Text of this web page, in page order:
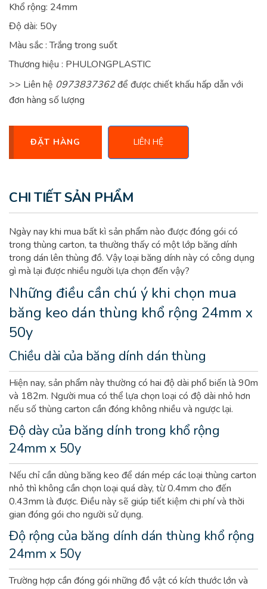
Khổ rộng: 24mm
Độ dài: 50y
Màu sắc : Trắng trong suốt
Thương hiệu : PHULONGPLASTIC
>> Liên hệ 0973837362để được chiết khấu hấp dẫn với
đơn hàng số lượng
ĐẶT HÀNG LIÊN HỆ
CHI TIẾT SẢN PHẨM
Ngày nay khi mua bất kì sản phẩm nào được đóng gói có
trong thùng carton, ta thường thấy có một lớp băng dính
trong dán lên thùng đồ. Vậy loại băng dính này có công dụng
gì mà lại được nhiều người lựa chọn đến vậy?
Những điều cần chú ý khi chọn mua
băng keo dán thùng khổ rộng 24mm x
50y
Chiều dài của băng dính dán thùng
Hiện nay, sản phẩm này thường có hai độ dài phổ biến là 90m
và 182m. Người mua có thể lựa chọn loại có độ dài nhỏ hơn
nếu số thùng carton cần đóng không nhiều và ngược lại.
Độ dày của băng dính trong khổ rộng
24mm x 50y
Nếu chỉ cần dùng băng keo để dán mép các loại thùng carton
nhỏ thì không cần chọn loại quá dày, từ 0.4mm cho đến
0.43mm là được. Điều này sẽ giúp tiết kiệm chi phí và thời
gian đóng gói cho người sử dụng.
Độ rộng của băng dính dán thùng khổ rộng
24mm x 50y
Trường hợp cần đóng gói những đồ vật có kích thước lớn và